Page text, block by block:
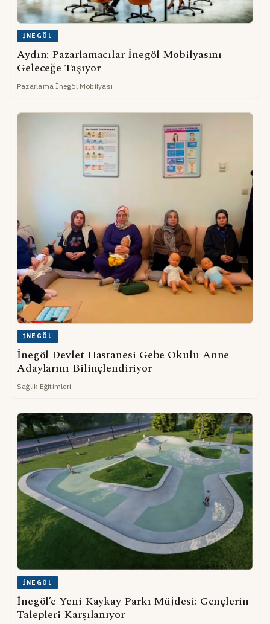
İNEGÖL
Aydın: Pazarlamacılar İnegöl Mobilyasını
Geleceğe Taşıyor
Pazarlama İnegöl Mobilyası
İNEGÖL
İnegöl Devlet Hastanesi Gebe Okulu Anne
Adaylarını Bilinçlendiriyor
Sağlık Eğitimleri
İNEGÖL
İnegöl’e Yeni Kaykay Parkı Müjdesi: Gençlerin
Talepleri Karşılanıyor